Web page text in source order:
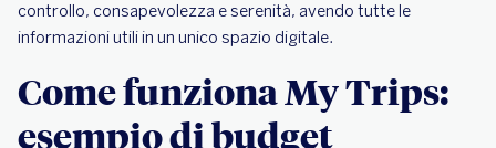
controllo, consapevolezza e serenità, avendo tutte le
informazioni utili in un unico spazio digitale.
Come funziona My Trips:
esempio di budget